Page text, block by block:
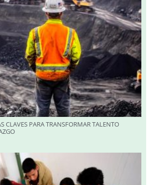
CLAVES PARA TRANSFORMAR TALENTO